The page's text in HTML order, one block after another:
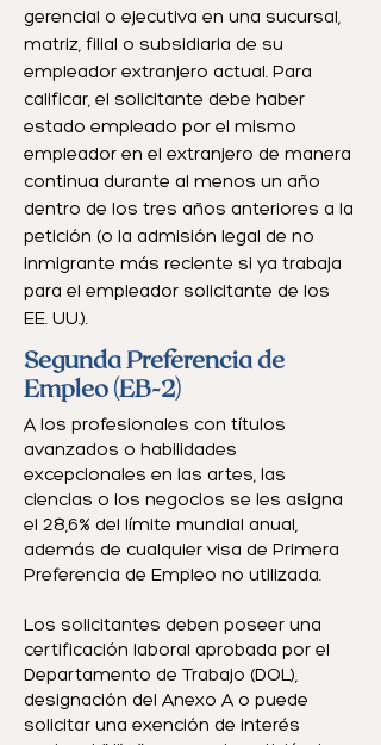
gerencial o ejecutiva en una sucursal,
matriz, filial o subsidiaria de su
empleador extranjero actual. Para
calificar, el solicitante debe haber
estado empleado por el mismo
empleador en el extranjero de manera
continua durante al menos un año
dentro de los tres años anteriores a la
petición (o la admisión legal de no
inmigrante más reciente si ya trabaja
para el empleador solicitante de los
EE. UU.).
Segunda Preferencia de
Empleo (EB-2)
A los profesionales con títulos
avanzados o habilidades
excepcionales en las artes, las
ciencias o los negocios se les asigna
el 28,6% del límite mundial anual,
además de cualquier visa de Primera
Preferencia de Empleo no utilizada.
Los solicitantes deben poseer una
certificación laboral aprobada por el
Departamento de Trabajo (DOL),
designación del Anexo A o puede
solicitar una exención de interés